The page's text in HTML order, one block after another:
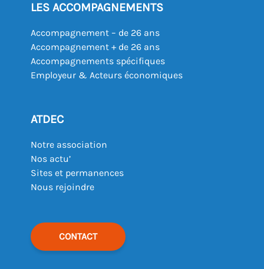
LES ACCOMPAGNEMENTS
Accompagnement – de 26 ans
Accompagnement + de 26 ans
Accompagnements spécifiques
Employeur & Acteurs économiques
ATDEC
Notre association
Nos actu’
Sites et permanences
Nous rejoindre
CONTACT